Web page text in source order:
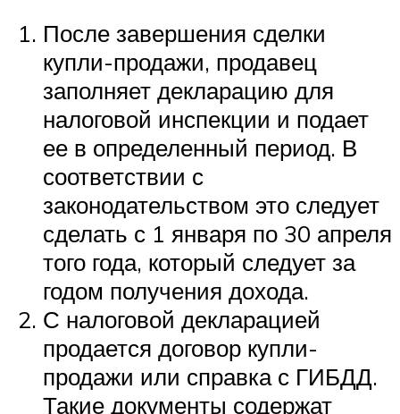
После завершения сделки
купли-продажи, продавец
заполняет декларацию для
налоговой инспекции и подает
ее в определенный период. В
соответствии с
законодательством это следует
сделать с 1 января по 30 апреля
того года, который следует за
годом получения дохода.
С налоговой декларацией
продается договор купли-
продажи или справка с ГИБДД.
Такие документы содержат